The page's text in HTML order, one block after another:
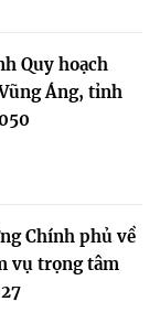
Quy hoạch
Áng, tỉnh
Chính phủ về
vụ trọng tâm